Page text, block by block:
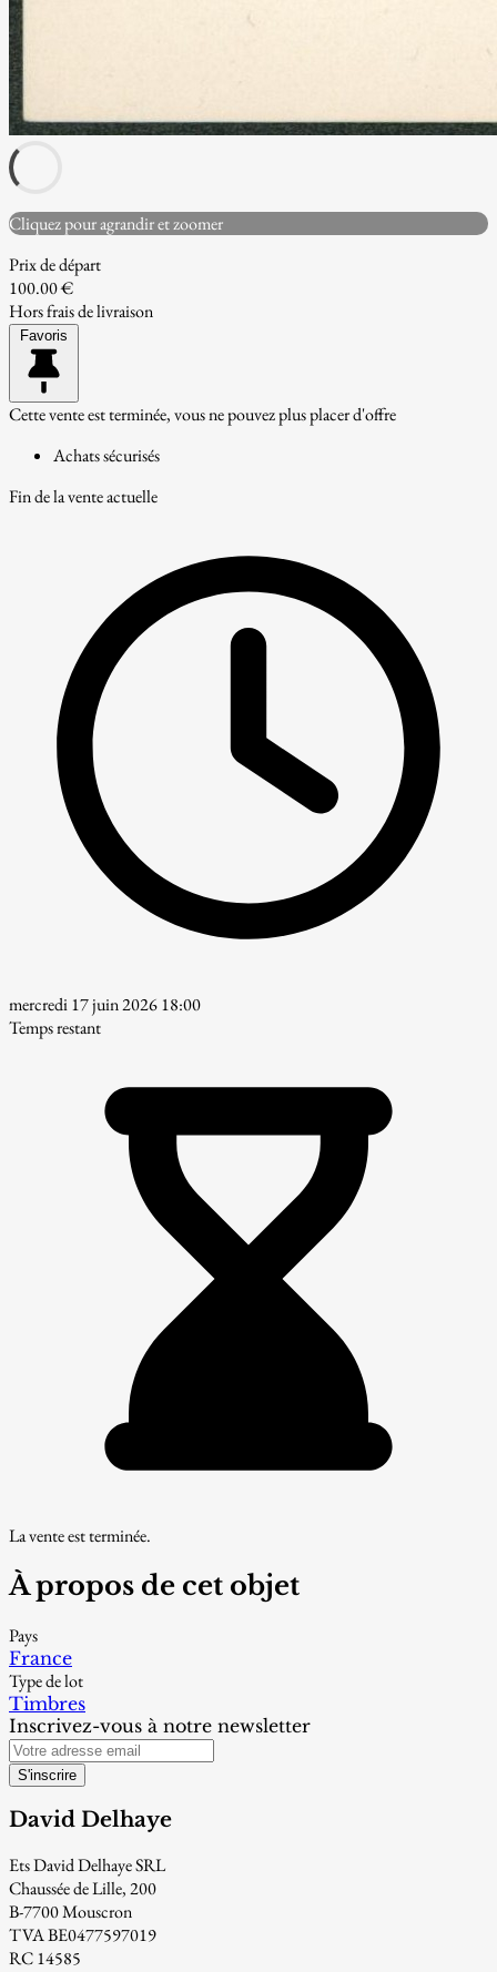
Cliquez pour agrandir et zoomer
Prix de départ
100.00 €
Hors frais de livraison
Favoris
Cette vente est terminée, vous ne pouvez plus placer d'offre
Achats sécurisés
Fin de la vente actuelle
mercredi 17 juin 2026 18:00
Temps restant
La vente est terminée.
À propos de cet objet
Pays
France
Type de lot
Timbres
Inscrivez-vous à notre newsletter
S'inscrire
David Delhaye
Ets David Delhaye SRL
Chaussée de Lille, 200
B-7700 Mouscron
TVA BE0477597019
RC 14585